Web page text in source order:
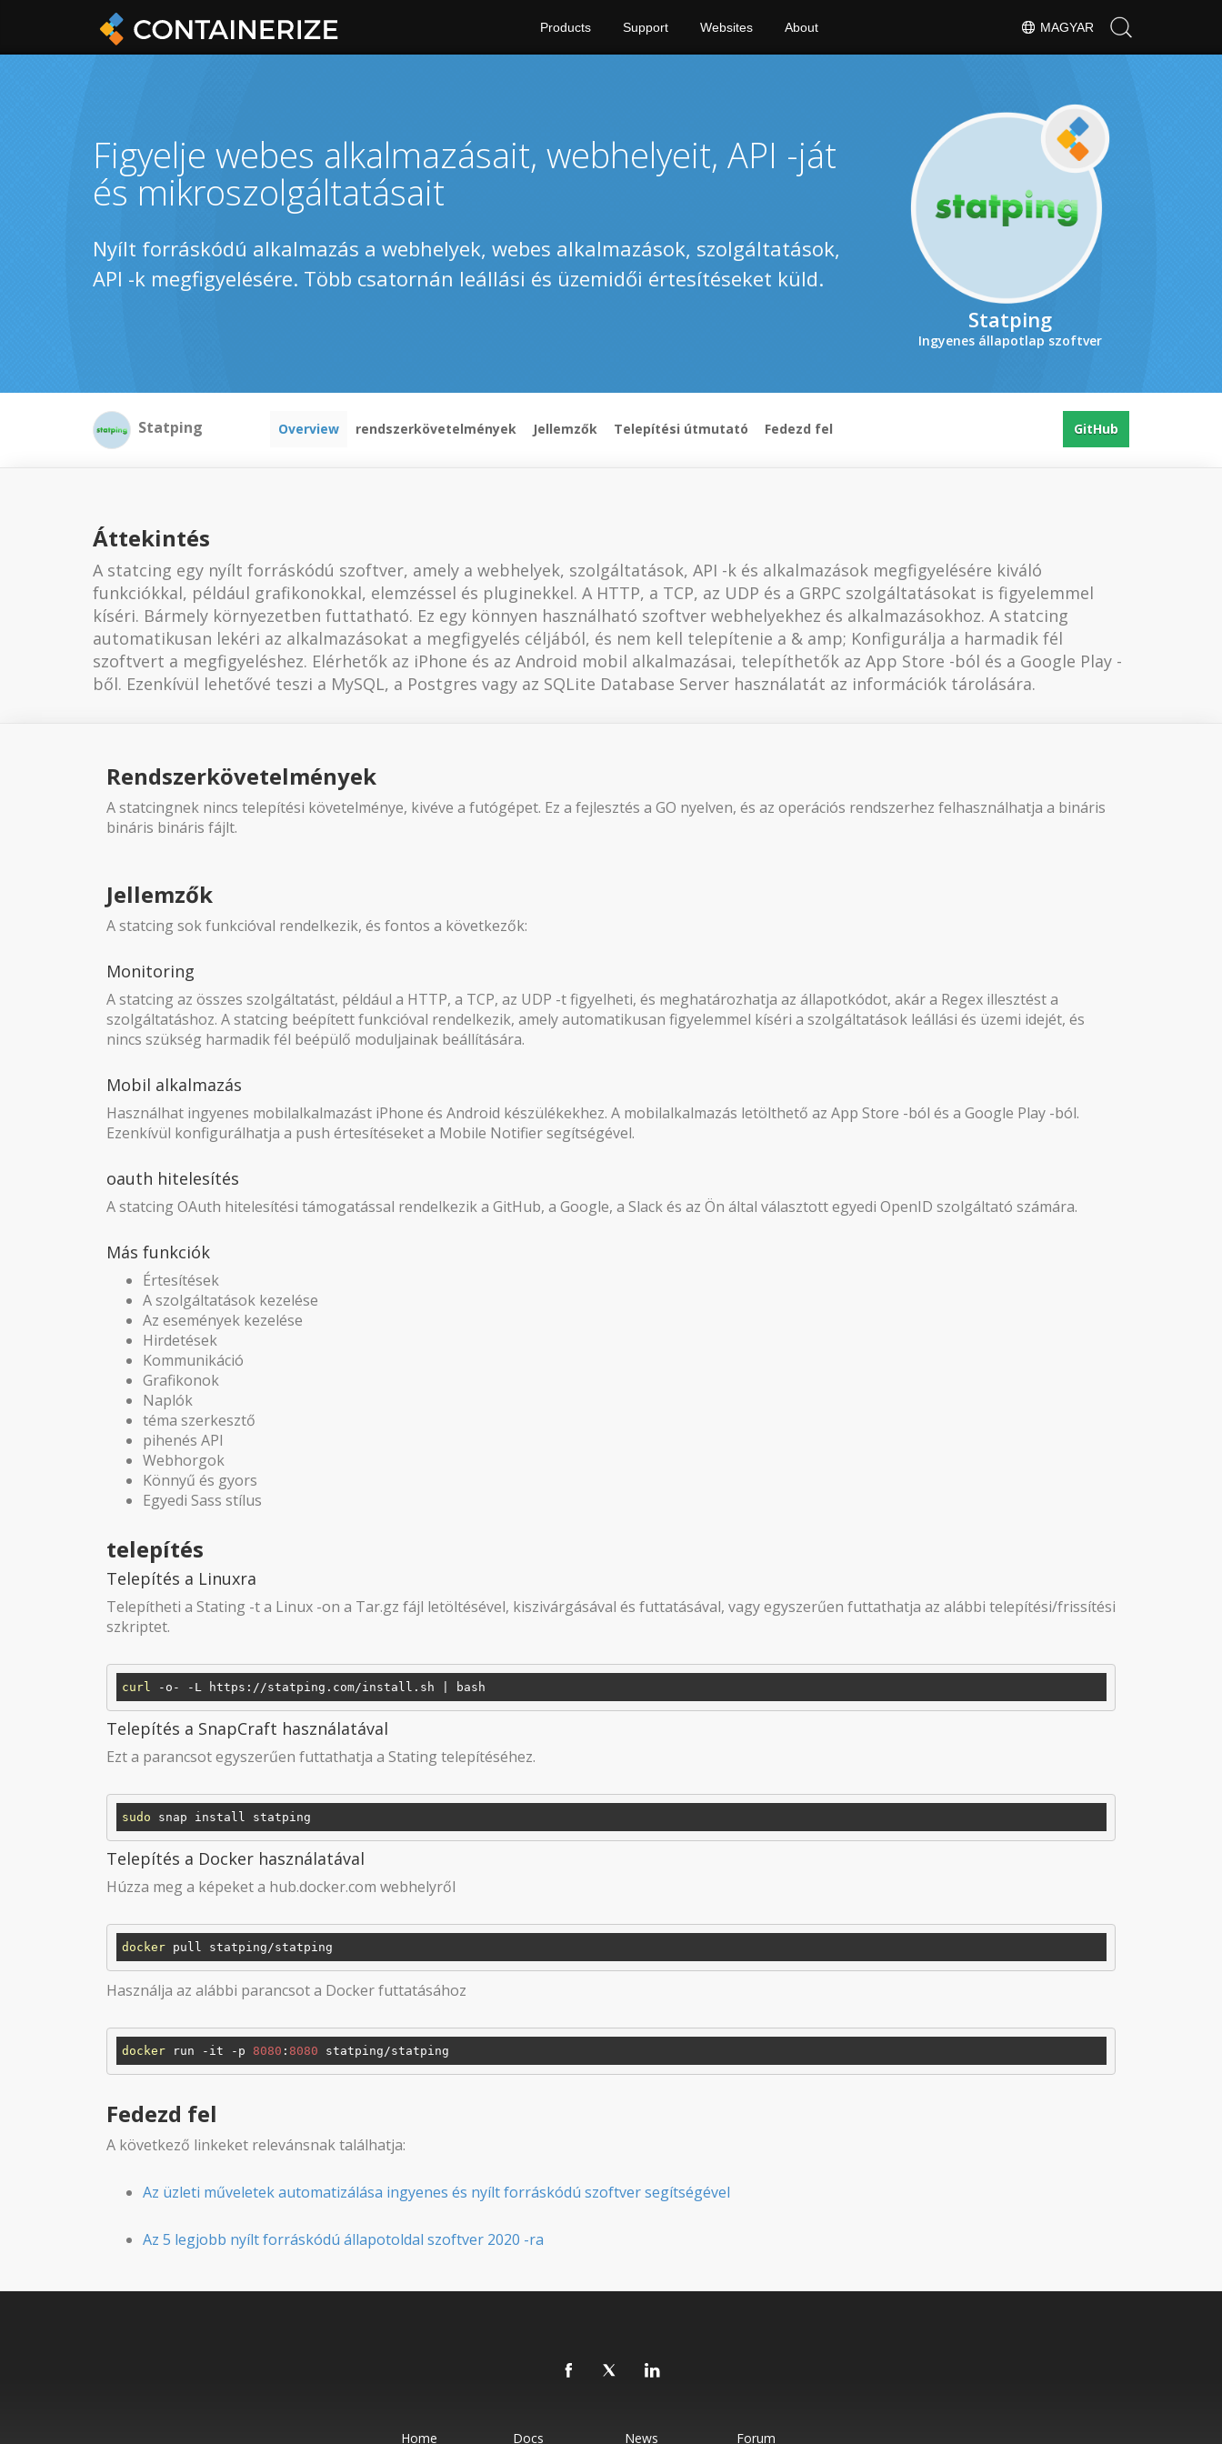
MAGYAR
Products Support Websites About
Statping
Ingyenes állapotlap szoftver
Figyelje webes alkalmazásait, webhelyeit, API -ját
és mikroszolgáltatásait
Nyílt forráskódú alkalmazás a webhelyek, webes alkalmazások, szolgáltatások,
API -k megfigyelésére. Több csatornán leállási és üzemidői értesítéseket küld.
Statping Overview rendszerkövetelmények Jellemzők Telepítési útmutató Fedezd fel GitHub
Áttekintés
A statcing egy nyílt forráskódú szoftver, amely a webhelyek, szolgáltatások, API -k és alkalmazások megfigyelésére kiváló
funkciókkal, például grafikonokkal, elemzéssel és pluginekkel. A HTTP, a TCP, az UDP és a GRPC szolgáltatásokat is figyelemmel
kíséri. Bármely környezetben futtatható. Ez egy könnyen használható szoftver webhelyekhez és alkalmazásokhoz. A statcing
automatikusan lekéri az alkalmazásokat a megfigyelés céljából, és nem kell telepítenie a & amp; Konfigurálja a harmadik fél
szoftvert a megfigyeléshez. Elérhetők az iPhone és az Android mobil alkalmazásai, telepíthetők az App Store -ból és a Google Play -
ből. Ezenkívül lehetővé teszi a MySQL, a Postgres vagy az SQLite Database Server használatát az információk tárolására.
Rendszerkövetelmények
A statcingnek nincs telepítési követelménye, kivéve a futógépet. Ez a fejlesztés a GO nyelven, és az operációs rendszerhez felhasználhatja a bináris
bináris bináris fájlt.
Jellemzők
A statcing sok funkcióval rendelkezik, és fontos a következők:
Monitoring
A statcing az összes szolgáltatást, például a HTTP, a TCP, az UDP -t figyelheti, és meghatározhatja az állapotkódot, akár a Regex illesztést a
szolgáltatáshoz. A statcing beépített funkcióval rendelkezik, amely automatikusan figyelemmel kíséri a szolgáltatások leállási és üzemi idejét, és
nincs szükség harmadik fél beépülő moduljainak beállítására.
Mobil alkalmazás
Használhat ingyenes mobilalkalmazást iPhone és Android készülékekhez. A mobilalkalmazás letölthető az App Store -ból és a Google Play -ból.
Ezenkívül konfigurálhatja a push értesítéseket a Mobile Notifier segítségével.
oauth hitelesítés
A statcing OAuth hitelesítési támogatással rendelkezik a GitHub, a Google, a Slack és az Ön által választott egyedi OpenID szolgáltató számára.
Más funkciók
Értesítések
A szolgáltatások kezelése
Az események kezelése
Hirdetések
Kommunikáció
Grafikonok
Naplók
téma szerkesztő
pihenés API
Webhorgok
Könnyű és gyors
Egyedi Sass stílus
telepítés
Telepítés a Linuxra
Telepítheti a Stating -t a Linux -on a Tar.gz fájl letöltésével, kiszivárgásával és futtatásával, vagy egyszerűen futtathatja az alábbi telepítési/frissítési
szkriptet.
curl
Telepítés a SnapCraft használatával
Ezt a parancsot egyszerűen futtathatja a Stating telepítéséhez.
sudo
Telepítés a Docker használatával
Húzza meg a képeket a hub.docker.com webhelyről
docker
Használja az alábbi parancsot a Docker futtatásához
docker run -it -p 8080 : 8080
Fedezd fel
A következő linkeket relevánsnak találhatja:
Az üzleti műveletek automatizálása ingyenes és nyílt forráskódú szoftver segítségével
Az 5 legjobb nyílt forráskódú állapotoldal szoftver 2020 -ra
Home Docs News Forum